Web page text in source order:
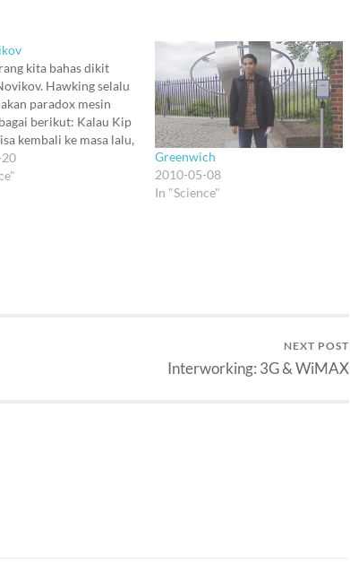
kita bahas dikit
Hawking selalu
paradox mesin
berikut: Kalau Kip
kembali ke masa lalu,
menembak kakeknya,
orangtua Kip
Greenwich
2010-05-08
In "Science"
NEXT POST
Interworking: 3G & WiMAX